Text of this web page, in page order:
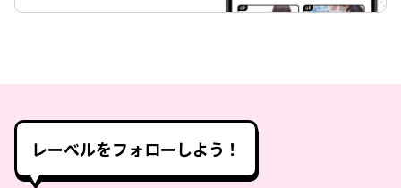
レーベルをフォローしよう！